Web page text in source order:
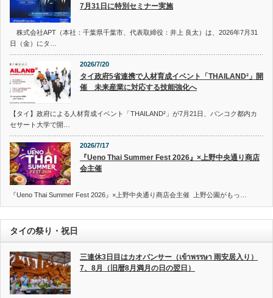
7月31日に特別セミナー実施
株式会社APT（本社：千葉県千葉市、代表取締役：井上 良太）は、2026年7月31
日（金）にタ…
2026/7/20
タイ政府5省連携で人材育成イベント「THAILAND²」開
催 未来産業に対応する技能強化へ
【タイ】政府による人材育成イベント「THAILAND²」が7月21日、バンコク都内カ
セサート大学で開…
2026/7/17
『Ueno Thai Summer Fest 2026』×上野中央通り商店
会主催
『Ueno Thai Summer Fest 2026』×上野中央通り商店会主催 上野公園がもっ…
タイの祭り・祝日
三連休3日目はカオパンサー（เข้าพรรษา 雨安居入り）
7、8月（旧暦8月満月の日の翌日）